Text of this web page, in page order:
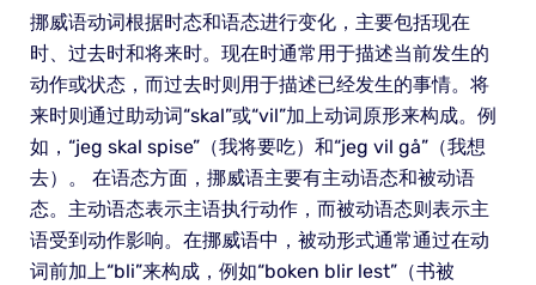
挪威语动词根据时态和语态进行变化，主要包括现在
时、过去时和将来时。现在时通常用于描述当前发生的
动作或状态，而过去时则用于描述已经发生的事情。将
来时则通过助动词“skal”或“vil”加上动词原形来构成。例
如，“jeg skal spise”（我将要吃）和“jeg vil gå”（我想
去）。 在语态方面，挪威语主要有主动语态和被动语
态。主动语态表示主语执行动作，而被动语态则表示主
语受到动作影响。在挪威语中，被动形式通常通过在动
词前加上“bli”来构成，例如“boken blir lest”（书被